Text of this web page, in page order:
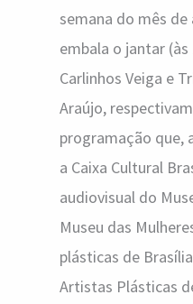
semana do mês
embala o jantar
Carlinhos Veiga e
Araújo,
programação que,
a Caixa Cultural
audiovisual do
Museu das
plásticas de
Artistas Plásticas